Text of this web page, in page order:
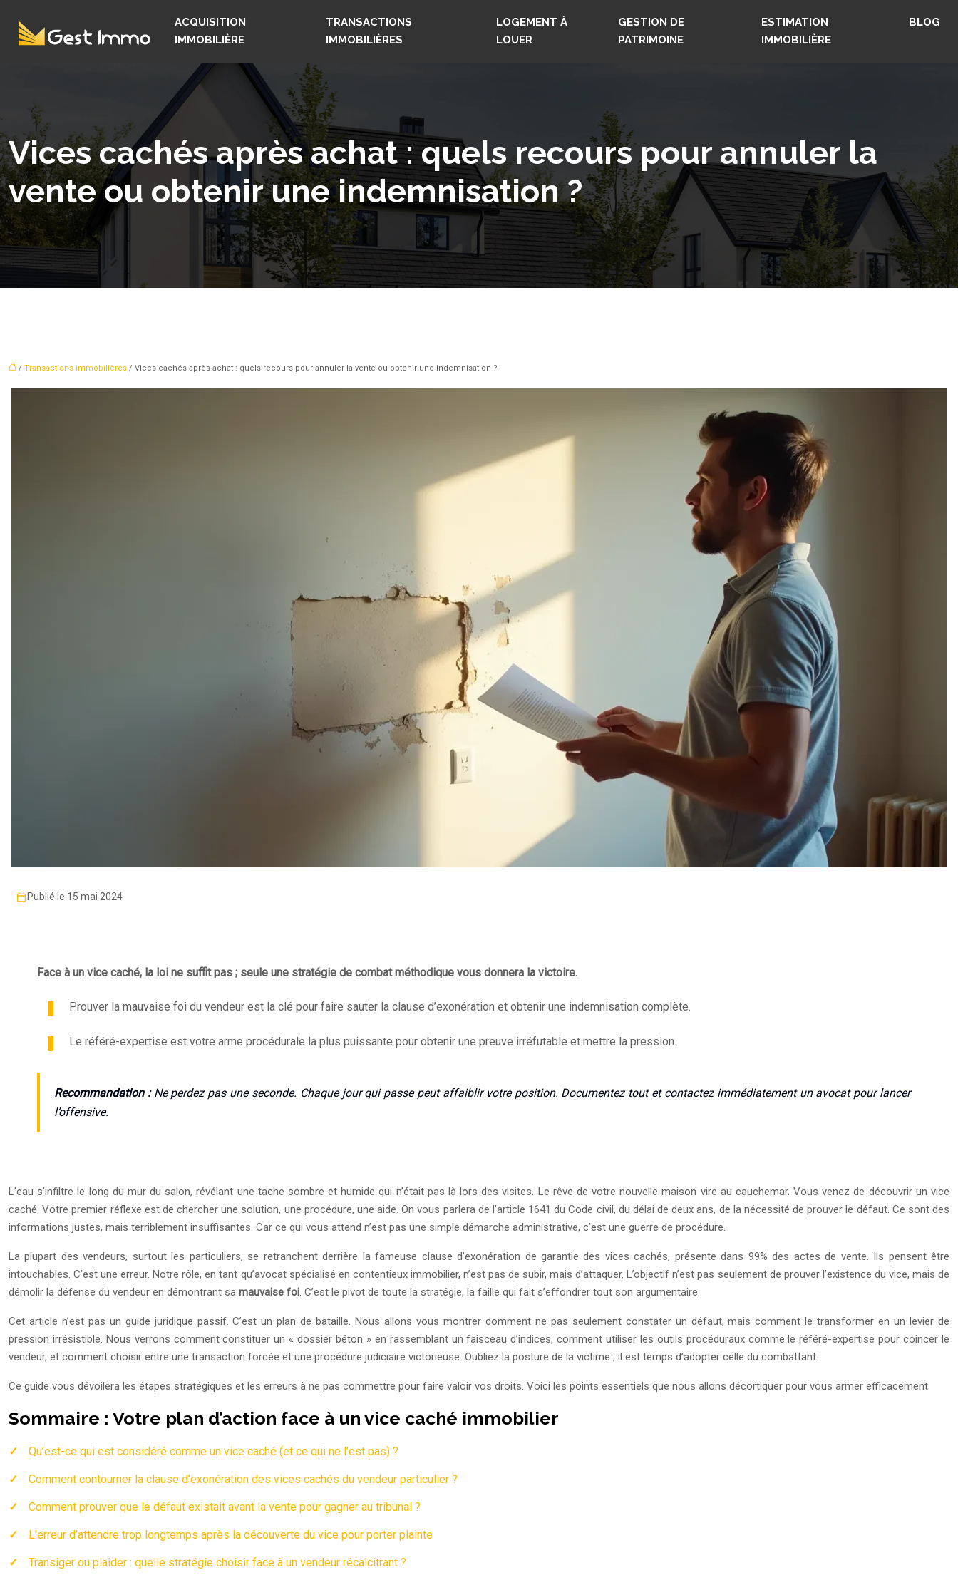
ACQUISITION
IMMOBILIÈRE
TRANSACTIONS
IMMOBILIÈRES
LOGEMENT À
LOUER
GESTION DE
PATRIMOINE
ESTIMATION
IMMOBILIÈRE
BLOG
Vices cachés après achat : quels recours pour annuler la
vente ou obtenir une indemnisation ?
/ Transactions immobilières / Vices cachés après achat : quels recours pour annuler la vente ou obtenir une indemnisation ?
Publié le 15 mai 2024
Face à un vice caché, la loi ne suffit pas ; seule une stratégie de combat méthodique vous donnera la victoire.
Prouver la mauvaise foi du vendeur est la clé pour faire sauter la clause d’exonération et obtenir une indemnisation complète.
Le référé-expertise est votre arme procédurale la plus puissante pour obtenir une preuve irréfutable et mettre la pression.
Recommandation :Ne perdez pas une seconde. Chaque jour qui passe peut affaiblir votre position. Documentez tout et contactez immédiatement un avocat pour lancer
l’offensive.
L’eau s’infiltre le long du mur du salon, révélant une tache sombre et humide qui n’était pas là lors des visites. Le rêve de votre nouvelle maison vire au cauchemar. Vous venez de découvrir un vice
caché. Votre premier réflexe est de chercher une solution, une procédure, une aide. On vous parlera de l’article 1641 du Code civil, du délai de deux ans, de la nécessité de prouver le défaut. Ce sont des
informations justes, mais terriblement insuffisantes. Car ce qui vous attend n’est pas une simple démarche administrative, c’est une guerre de procédure.
La plupart des vendeurs, surtout les particuliers, se retranchent derrière la fameuse clause d’exonération de garantie des vices cachés, présente dans 99% des actes de vente. Ils pensent être
intouchables. C’est une erreur. Notre rôle, en tant qu’avocat spécialisé en contentieux immobilier, n’est pas de subir, mais d’attaquer. L’objectif n’est pas seulement de prouver l’existence du vice, mais de
démolir la défense du vendeur en démontrant sa mauvaise foi. C’est le pivot de toute la stratégie, la faille qui fait s’effondrer tout son argumentaire.
Cet article n’est pas un guide juridique passif. C’est un plan de bataille. Nous allons vous montrer comment ne pas seulement constater un défaut, mais comment le transformer en un levier de
pression irrésistible. Nous verrons comment constituer un « dossier béton » en rassemblant un faisceau d’indices, comment utiliser les outils procéduraux comme le référé-expertise pour coincer le
vendeur, et comment choisir entre une transaction forcée et une procédure judiciaire victorieuse. Oubliez la posture de la victime ; il est temps d’adopter celle du combattant.
Ce guide vous dévoilera les étapes stratégiques et les erreurs à ne pas commettre pour faire valoir vos droits. Voici les points essentiels que nous allons décortiquer pour vous armer efficacement.
Sommaire : Votre plan d’action face à un vice caché immobilier
Qu’est-ce qui est considéré comme un vice caché (et ce qui ne l’est pas) ?
Comment contourner la clause d’exonération des vices cachés du vendeur particulier ?
Comment prouver que le défaut existait avant la vente pour gagner au tribunal ?
L’erreur d’attendre trop longtemps après la découverte du vice pour porter plainte
Transiger ou plaider : quelle stratégie choisir face à un vendeur récalcitrant ?